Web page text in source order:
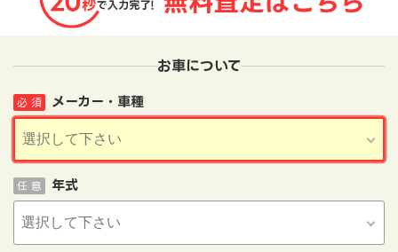
お車について
メーカー・車種
必 須
年式
任 意